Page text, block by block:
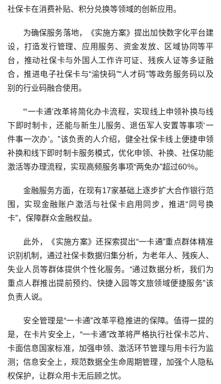
社保卡在消费补贴、积分兑换等领域的创新应用。
为确保服务落地，《实施方案》提出加快数字化平台建
设，打造发行管理、应用服务、资金发放、区域协同等平
台，推动社保卡与外国人工作许可证、残疾人证等多证融
合，推进电子社保卡与“渝快码”“人才码”等政务服务码以及
别的行业码融合使用。
“‘一卡通’改革将简化办卡流程，实现线上申领补换与线
下即时制卡，还能与新生儿服务、退伍军人安置等事项‘一
件事一次办’。”该负责的人介绍，健全社保卡线上便捷申领
补换和线下即时制卡服务模式，优化申领、补换、社保功能
激活等办理流程，实现高频服务事项“两免办”超过60％。
金融服务方面，在现有17家基础上逐步扩大合作银行范
围，实现金融账户激活与社保卡启用同步，推进“同号换
卡”，保障群众金融权益。
此外，《实施方案》还探索提出“一卡通”重点群体精准
识别机制，通过社保卡数据归集分析，为老年人、残疾人、
失业人员等群体提供个性化服务。“通过数据分析，我们为
重点人群推出提前预约、快捷入园等文旅领域便捷服务”该
负责人说。
安全管理是“一卡通”改革平稳推进的保障。值得一提的
是，在卡片安全上，“一卡通”改革将严格执行社保卡芯片、
卡面信息国家标准，加强申领、激活环节管理与用卡行为监
测；信息安全上，规范数据全生命周期管理，加强个人隐私
权保护，让群众用卡无后顾之忧。